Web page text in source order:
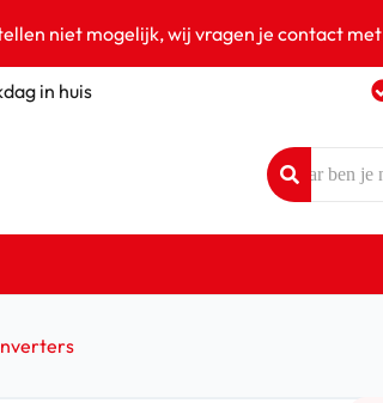
niet mogelijk, wij vragen je contact
in huis